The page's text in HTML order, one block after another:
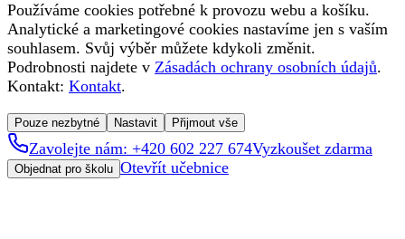
Používáme cookies potřebné k provozu webu a košíku.
Analytické a marketingové cookies nastavíme jen s vaším
souhlasem. Svůj výběr můžete kdykoli změnit.
Podrobnosti najdete v Zásadách ochrany osobních údajů.
Kontakt: Kontakt.
Pouze nezbytné Nastavit Přijmout vše
Zavolejte nám: +420 602 227 674Vyzkoušet zdarma
Objednat pro školu Otevřít učebnice